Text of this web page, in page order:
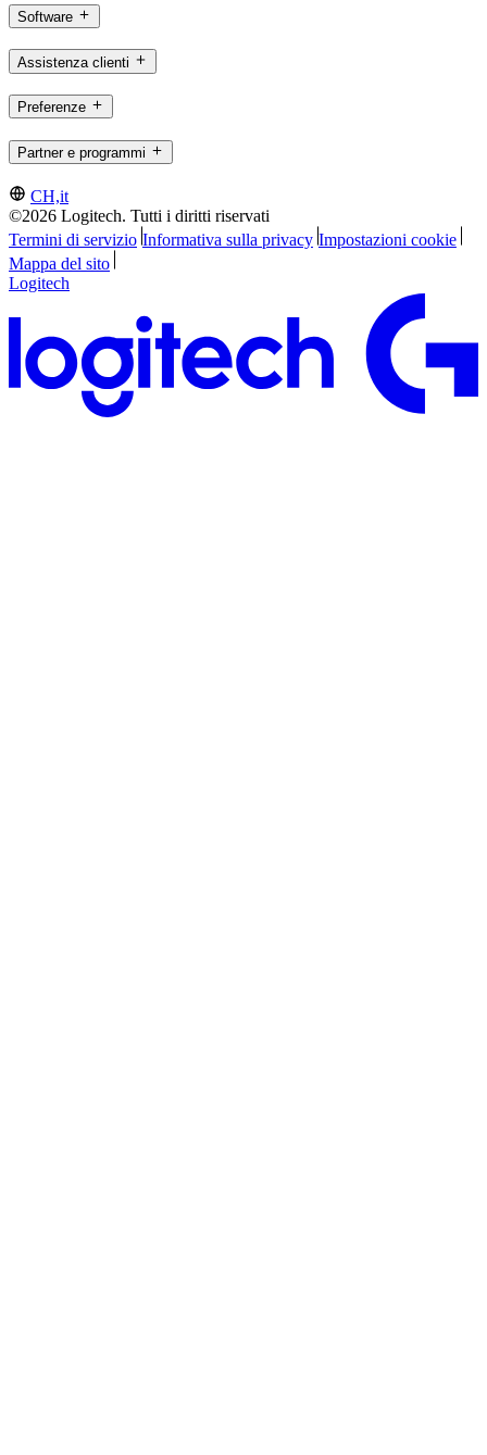
Software
Assistenza clienti
Preferenze
Partner e programmi
CH,it
©2026 Logitech. Tutti i diritti riservati
Termini di servizio Informativa sulla privacy Impostazioni cookie
Mappa del sito
Logitech